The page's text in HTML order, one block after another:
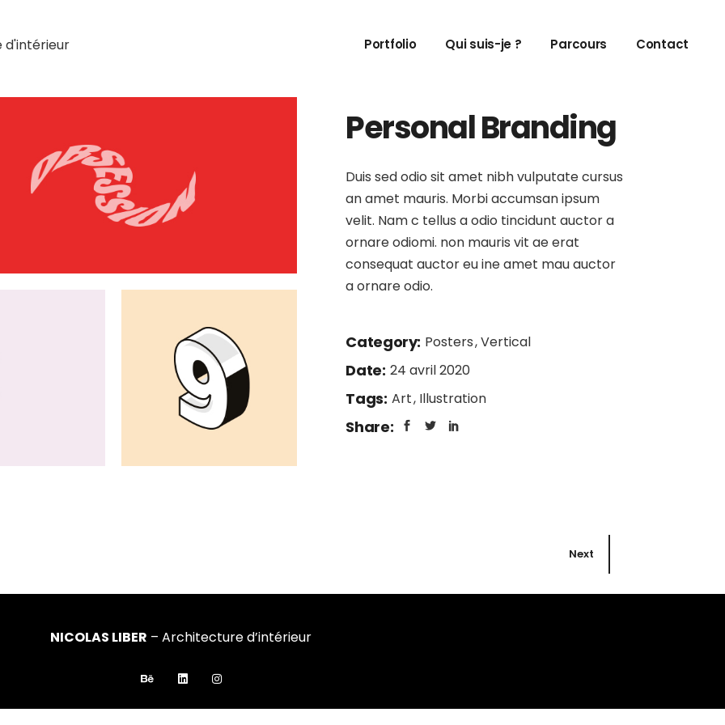
Portfolio Qui suis-je ? Parcours Contact
Personal Branding
Duis sed odio sit amet nibh vulputate cursus
an amet mauris. Morbi accumsan ipsum
velit. Nam c tellus a odio tincidunt auctor a
ornare odiomi. non mauris vit ae erat
consequat auctor eu ine amet mau auctor
a ornare odio.
Category: Posters Vertical
Date: 24 avril 2020
Tags: Art Illustration
Share:
Next
NICOLAS LIBER – Architecture d’intérieur